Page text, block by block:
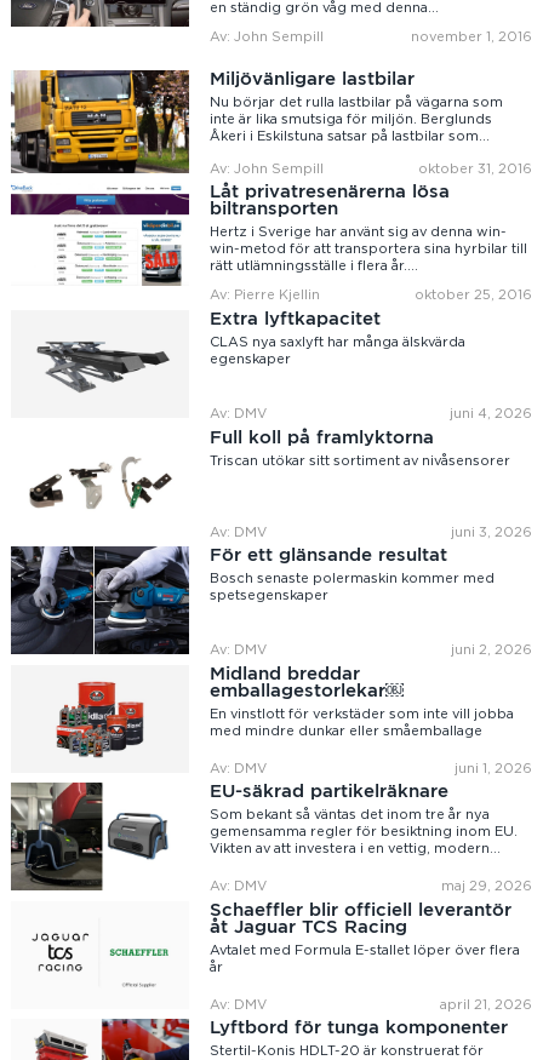
en ständig grön våg med denna...
Av: John Sempill november 1, 2016
Miljövänligare lastbilar
Nu börjar det rulla lastbilar på vägarna som
inte är lika smutsiga för miljön. Berglunds
Åkeri i Eskilstuna satsar på lastbilar som...
Av: John Sempill oktober 31, 2016
Låt privatresenärerna lösa
biltransporten
Hertz i Sverige har använt sig av denna win-
win-metod för att transportera sina hyrbilar till
rätt utlämningsställe i flera år....
Av: Pierre Kjellin oktober 25, 2016
Extra lyftkapacitet
CLAS nya saxlyft har många älskvärda
egenskaper
Av: DMV juni 4, 2026
Full koll på framlyktorna
Triscan utökar sitt sortiment av nivåsensorer
Av: DMV juni 3, 2026
För ett glänsande resultat
Bosch senaste polermaskin kommer med
spetsegenskaper
Av: DMV juni 2, 2026
Midland breddar
emballagestorlekar￼
En vinstlott för verkstäder som inte vill jobba
med mindre dunkar eller småemballage
Av: DMV juni 1, 2026
EU-säkrad partikelräknare
Som bekant så väntas det inom tre år nya
gemensamma regler för besiktning inom EU.
Vikten av att investera i en vettig, modern...
Av: DMV maj 29, 2026
Schaeffler blir officiell leverantör
åt Jaguar TCS Racing
Avtalet med Formula E-stallet löper över flera
år
Av: DMV april 21, 2026
Lyftbord för tunga komponenter
Stertil-Konis HDLT-20 är konstruerat för